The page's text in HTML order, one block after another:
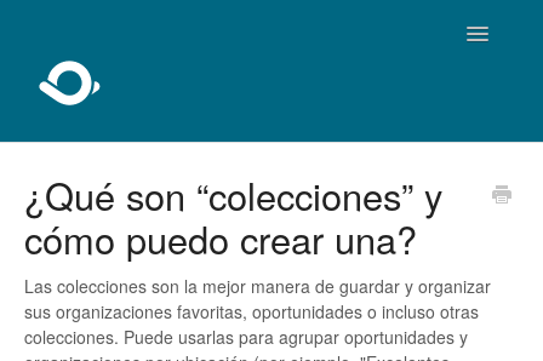
Toggle
Sobre One Degree
Usando One Degree
Para profesionales
¿Qué son “colecciones” y
cómo puedo crear una?
Las colecciones son la mejor manera de guardar y organizar
sus organizaciones favoritas, oportunidades o incluso otras
colecciones. Puede usarlas para agrupar oportunidades y